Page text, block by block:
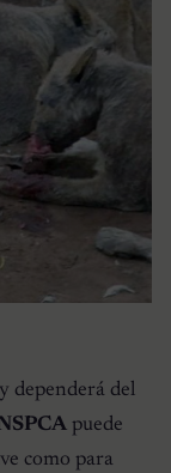
dependerá del
puede
como para